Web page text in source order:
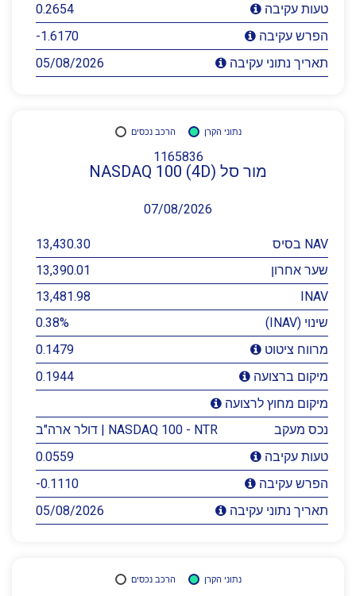
טעות עקיבה
0.2654
הפרש עקיבה
-1.6170
תאריך נתוני עקיבה
05/08/2026
נתוני הקרן הרכב נכסים
1165836
מור סל NASDAQ 100 (4D)
07/08/2026
NAV בסיס
13,430.30
שער אחרון
13,390.01
INAV
13,481.98
שינוי (INAV)
0.38%
מרווח ציטוט
0.1479
מיקום ברצועה
0.1944
מיקום מחוץ לרצועה
נכס מעקב
NASDAQ 100 - NTR | דולר ארה"ב
טעות עקיבה
0.0559
הפרש עקיבה
-0.1110
תאריך נתוני עקיבה
05/08/2026
נתוני הקרן הרכב נכסים